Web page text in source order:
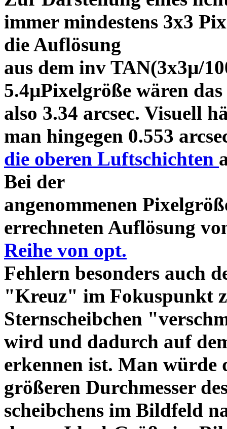
immer mindestens 3x3
die Auflösung
aus dem inv TAN(3x3µ/
5.4µPixelgröße wären
also 3.34 arcsec. Visuell
man hingegen 0.553
die oberen Luftschichten
Bei der
angenommenen
errechneten Auflösung
Reihe von opt.
Fehlern besonders auch
"Kreuz" im Fokuspunkt
Sternscheibchen
wird und dadurch auf
erkennen ist. Man würde
größeren Durchmesser
scheibchens im Bildfeld